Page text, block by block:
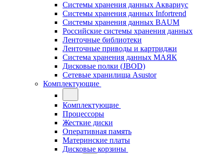
Системы хранения данных Аквариус
Системы хранения данных Infortrend
Системы хранения данных BAUM
Российские системы хранения данных
Ленточные библиотеки
Ленточные приводы и картриджи
Система хранения данных МАЯК
Дисковые полки (JBOD)
Сетевые хранилища Asustor
Комплектующие
Комплектующие
Процессоры
Жесткие диски
Оперативная память
Материнские платы
Дисковые корзины